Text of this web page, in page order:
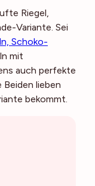
Riegel,
Variante. Sei
Schoko-
mit
auch perfekte
Beiden lieben
bekommt.